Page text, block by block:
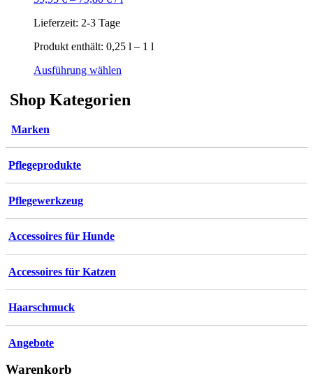
Lieferzeit: 2-3 Tage
Produkt enthält: 0,25 l – 1 l
Ausführung wählen
mehrere
Die
auf
gewählt
Shop Kategorien
Marken
Pflegeprodukte
Pflegewerkzeug
Accessoires für Hunde
Accessoires für Katzen
Haarschmuck
Angebote
Warenkorb